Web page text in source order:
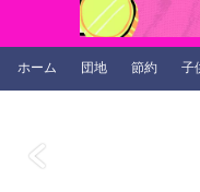
ホーム 団地 節約 子